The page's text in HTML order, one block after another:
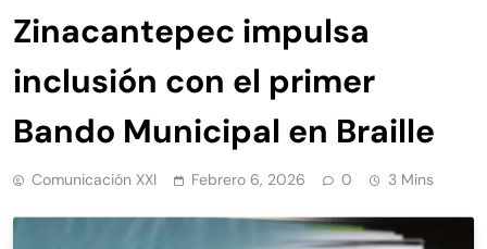
Zinacantepec impulsa
inclusión con el primer
Bando Municipal en Braille
Comunicación XXI Febrero 6, 2026 0 3 Mins